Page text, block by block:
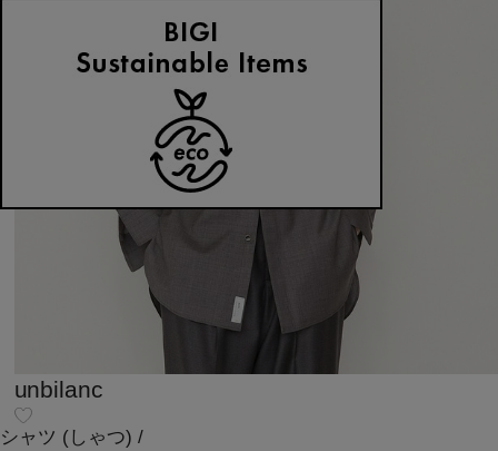
unbilanc
シャツ (しゃつ) /